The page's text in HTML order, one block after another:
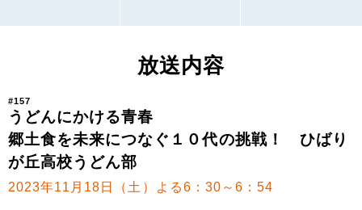
放送内容
#157
うどんにかける青春
郷土食を未来につなぐ１０代の挑戦！ ひばり
が丘高校うどん部
2023年11月18日（土）よる6：30～6：54